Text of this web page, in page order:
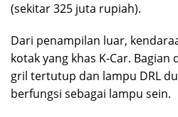
(sekitar 325 juta rupiah).
Dari penampilan luar,
kotak yang khas K-Car.
gril tertutup dan lampu DRL
berfungsi sebagai lampu sein.